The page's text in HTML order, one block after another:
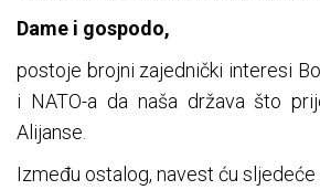
Dame i gospodo,
postoje brojni zajednički interesi
i NATO-a da naša država što
Alijanse.
Između ostalog, navest ću sljedeće